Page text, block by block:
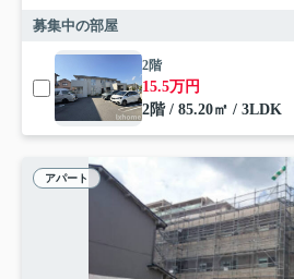
募集中の部屋
2階
15.5万円
2階 / 85.20㎡ / 3LDK
アパート